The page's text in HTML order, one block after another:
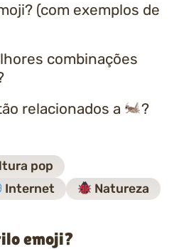
(com exemplos de
combinações
relacionados a
?
pop
Internet
Natureza
emoji?